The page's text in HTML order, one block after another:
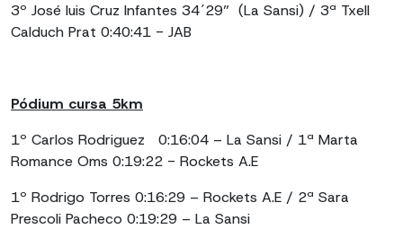
3º José luis Cruz Infantes 34´29” (La Sansi) / 3ª Txell
Calduch Prat 0:40:41 - JAB
Pódium cursa 5km
1º Carlos Rodriguez 0:16:04 – La Sansi / 1ª Marta
Romance Oms 0:19:22 - Rockets A.E
1º Rodrigo Torres 0:16:29 – Rockets A.E / 2ª Sara
Prescoli Pacheco 0:19:29 – La Sansi